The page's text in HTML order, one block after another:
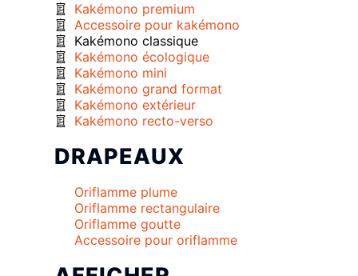
Kakémono premium
Accessoire pour kakémono
Kakémono classique
Kakémono écologique
Kakémono mini
Kakémono grand format
Kakémono extérieur
Kakémono recto-verso
DRAPEAUX
Oriflamme plume
Oriflamme rectangulaire
Oriflamme goutte
Accessoire pour oriflamme